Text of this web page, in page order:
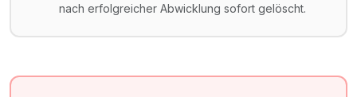
nach erfolgreicher Abwicklung sofort gelöscht.